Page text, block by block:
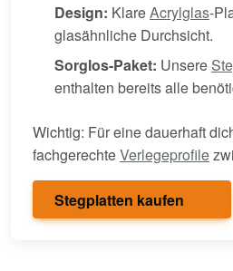
Design: KlareAcrylglas-
glasähnliche Durchsicht.
Sorglos-Paket: Unsere
enthalten bereits alle
Wichtig: Für eine dauerhaft
fachgerechteVerlegeprofile
Stegplatten kaufen